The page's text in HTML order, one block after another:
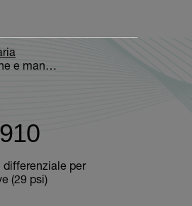
differenziale per
(29 psi)